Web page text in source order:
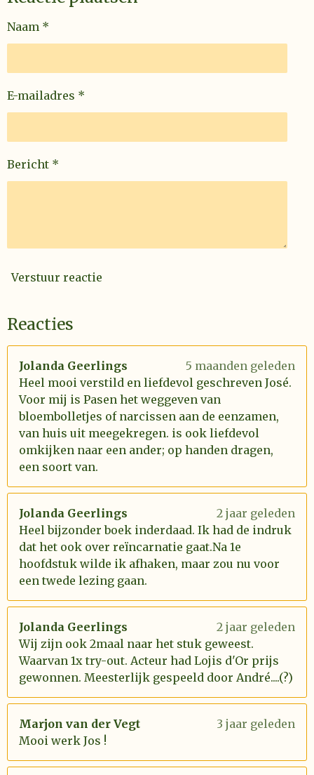
Naam *
E-mailadres *
Bericht *
Verstuur reactie
Reacties
Jolanda Geerlings
5 maanden geleden
Heel mooi verstild en liefdevol geschreven José.
Voor mij is Pasen het weggeven van
bloembolletjes of narcissen aan de eenzamen,
van huis uit meegekregen. is ook liefdevol
omkijken naar een ander; op handen dragen,
een soort van.
Jolanda Geerlings
2 jaar geleden
Heel bijzonder boek inderdaad. Ik had de indruk
dat het ook over reïncarnatie gaat.Na 1e
hoofdstuk wilde ik afhaken, maar zou nu voor
een twede lezing gaan.
Jolanda Geerlings
2 jaar geleden
Wij zijn ook 2maal naar het stuk geweest.
Waarvan 1x try-out. Acteur had Lojis d'Or prijs
gewonnen. Meesterlijk gespeeld door André....(?)
Marjon van der Vegt
3 jaar geleden
Mooi werk Jos !